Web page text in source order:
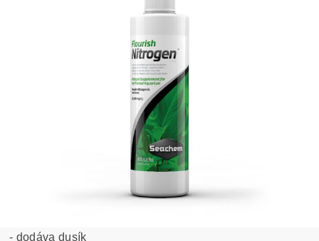
- dodáva dusík